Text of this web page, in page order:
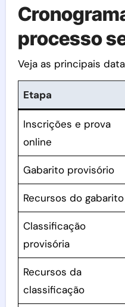
processo
Veja as principais
Etapa
Inscrições e prova
online
Gabarito provisório
Recursos do gabarito
Classificação
provisória
Recursos da
classificação